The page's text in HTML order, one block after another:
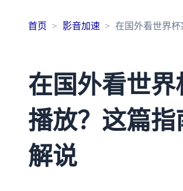
首页 影音加速 在国外看世界
在国外看世界
播放？这篇
解说